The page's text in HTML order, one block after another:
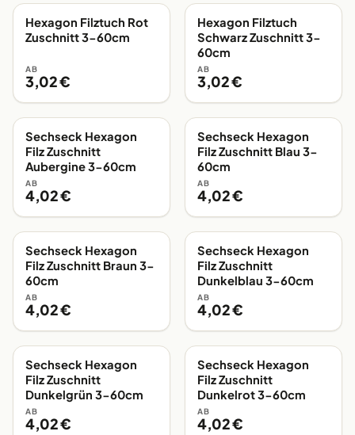
EIGENE FERTIGUNG
Hexagon Filztuch Rot
Zuschnitt 3-60cm
AB
3,02 €
EIGENE FERTIGUNG
Hexagon Filztuch
Schwarz Zuschnitt 3-
60cm
AB
3,02 €
EIGENE FERTIGUNG
Sechseck Hexagon
Filz Zuschnitt
Aubergine 3-60cm
AB
4,02 €
EIGENE FERTIGUNG
Sechseck Hexagon
Filz Zuschnitt Blau 3-
60cm
AB
4,02 €
EIGENE FERTIGUNG
Sechseck Hexagon
Filz Zuschnitt Braun 3-
60cm
AB
4,02 €
EIGENE FERTIGUNG
Sechseck Hexagon
Filz Zuschnitt
Dunkelblau 3-60cm
AB
4,02 €
EIGENE FERTIGUNG
Sechseck Hexagon
Filz Zuschnitt
Dunkelgrün 3-60cm
AB
4,02 €
EIGENE FERTIGUNG
Sechseck Hexagon
Filz Zuschnitt
Dunkelrot 3-60cm
AB
4,02 €